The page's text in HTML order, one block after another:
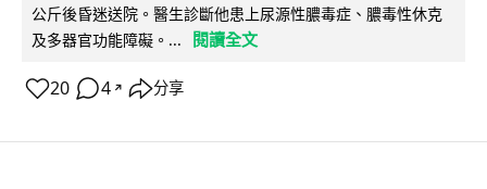
公斤後昏迷送院。醫生診斷他患上尿源性膿毒症、膿毒性休克
及多器官功能障礙。...
閱讀全文
20 4 ↗ 分享